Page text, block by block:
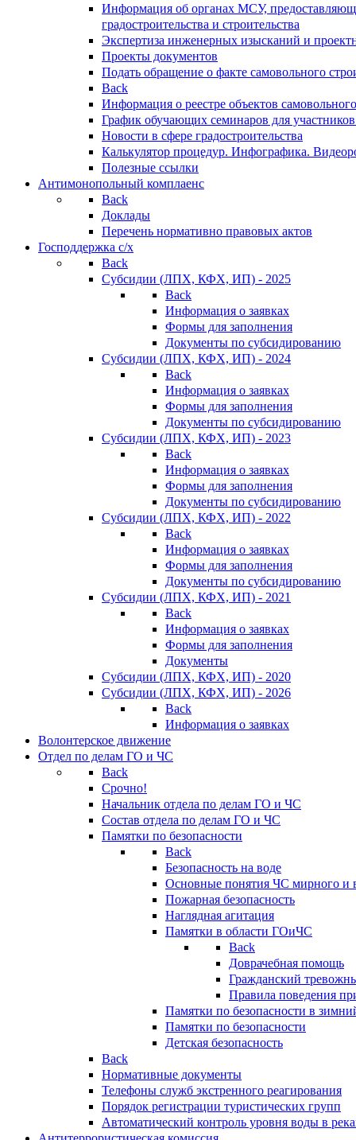
Информация об органах МСУ,
градостроительства и строительства
Экспертиза инженерных изысканий и
Проекты документов
Подать обращение о факте самовольного
Back
Информация о реестре объектов
График обучающих семинаров для участников
Новости в сфере градостроительства
Калькулятор процедур. Инфографика.
Полезные ссылки
Антимонопольный комплаенс
Back
Доклады
Перечень нормативно правовых актов
Господдержка с/х
Back
Субсидии (ЛПХ, КФХ, ИП) - 2025
Back
Информация о заявках
Формы для заполнения
Документы по субсидированию
Субсидии (ЛПХ, КФХ, ИП) - 2024
Back
Информация о заявках
Формы для заполнения
Документы по субсидированию
Субсидии (ЛПХ, КФХ, ИП) - 2023
Back
Информация о заявках
Формы для заполнения
Документы по субсидированию
Субсидии (ЛПХ, КФХ, ИП) - 2022
Back
Информация о заявках
Формы для заполнения
Документы по субсидированию
Субсидии (ЛПХ, КФХ, ИП) - 2021
Back
Информация о заявках
Формы для заполнения
Документы
Субсидии (ЛПХ, КФХ, ИП) - 2020
Субсидии (ЛПХ, КФХ, ИП) - 2026
Back
Информация о заявках
Волонтерское движение
Отдел по делам ГО и ЧС
Back
Срочно!
Начальник отдела по делам ГО и ЧС
Состав отдела по делам ГО и ЧС
Памятки по безопасности
Back
Безопасность на воде
Основные понятия ЧС мирного и
Пожарная безопасность
Наглядная агитация
Памятки в области ГОиЧС
Back
Доврачебная помощь
Гражданский
Правила поведения
Памятки по безопасности в
Памятки по безопасности
Детская безопасность
Back
Нормативные документы
Телефоны служб экстренного реагирования
Порядок регистрации туристических групп
Автоматический контроль уровня воды в